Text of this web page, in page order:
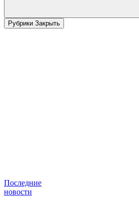
Рубрики Закрыть
Последние
новости